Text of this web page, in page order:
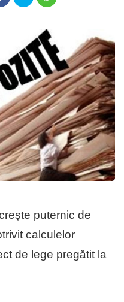
puternic de
calculelor
de lege pregătit la